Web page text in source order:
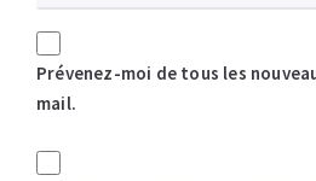
Prévenez-moi de tous les
mail.